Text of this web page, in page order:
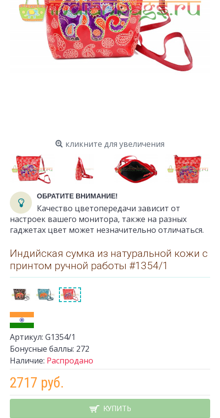
кликните для увеличения
ОБРАТИТЕ ВНИМАНИЕ!
Качество цветопередачи зависит от
настроек вашего монитора, также на разных
гаджетах цвет может незначительно отличаться.
Индийская сумка из натуральной кожи с
принтом ручной работы #1354/1
Артикул: G1354/1
Бонусные баллы: 272
Наличие: Распродано
2717 руб.
КУПИТЬ